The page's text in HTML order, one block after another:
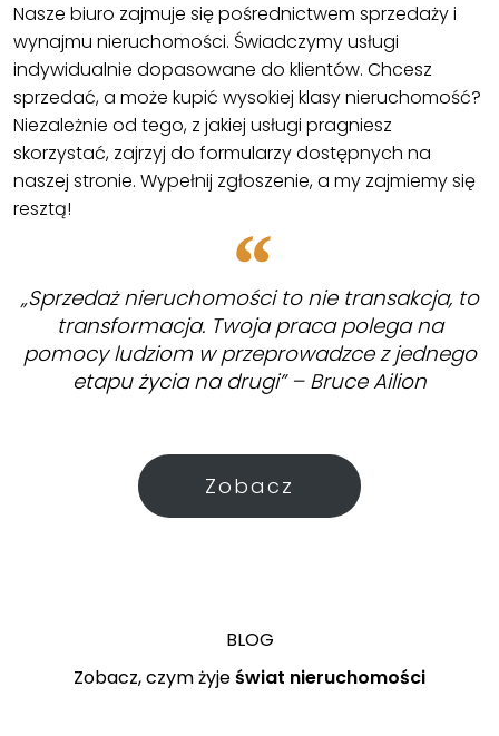
Nasze biuro zajmuje się pośrednictwem sprzedaży i
wynajmu nieruchomości. Świadczymy usługi
indywidualnie dopasowane do klientów. Chcesz
sprzedać, a może kupić wysokiej klasy nieruchomość?
Niezależnie od tego, z jakiej usługi pragniesz
skorzystać, zajrzyj do formularzy dostępnych na
naszej stronie. Wypełnij zgłoszenie, a my zajmiemy się
resztą!
„Sprzedaż nieruchomości to nie transakcja, to
transformacja. Twoja praca polega na
pomocy ludziom w przeprowadzce z jednego
etapu życia na drugi” – Bruce Ailion
Zobacz
BLOG
Zobacz, czym żyjeświat nieruchomości